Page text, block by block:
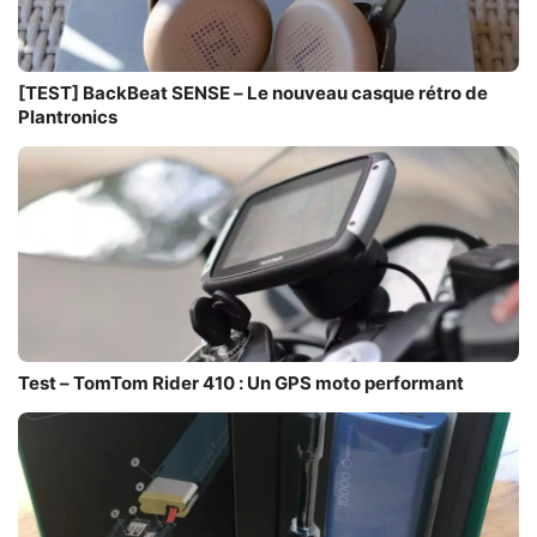
[TEST] BackBeat SENSE – Le nouveau casque rétro de
Plantronics
Test – TomTom Rider 410 : Un GPS moto performant